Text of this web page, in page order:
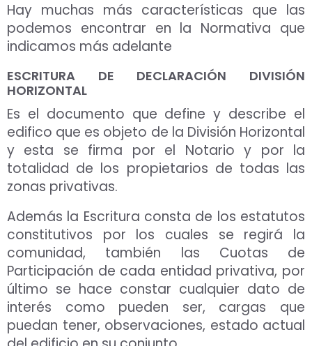
Hay muchas más características que las
podemos encontrar en la Normativa que
indicamos más adelante
ESCRITURA DE DECLARACIÓN DIVISIÓN
HORIZONTAL
Es el documento que define y describe el
edifico que es objeto de la División Horizontal
y esta se firma por el Notario y por la
totalidad de los propietarios de todas las
zonas privativas.
Además la Escritura consta de los estatutos
constitutivos por los cuales se regirá la
comunidad, también las Cuotas de
Participación de cada entidad privativa, por
último se hace constar cualquier dato de
interés como pueden ser, cargas que
puedan tener, observaciones, estado actual